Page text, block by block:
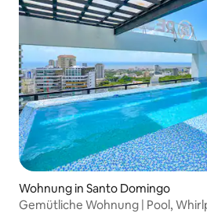
Wohnung in Santo Domingo
Gemütliche Wohnung | Pool,